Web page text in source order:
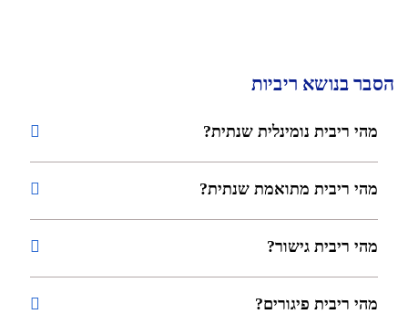
הסבר בנושא ריביות
מהי ריבית נומינלית שנתית?
מהי ריבית מתואמת שנתית?
מהי ריבית גישור?
מהי ריבית פיגורים?